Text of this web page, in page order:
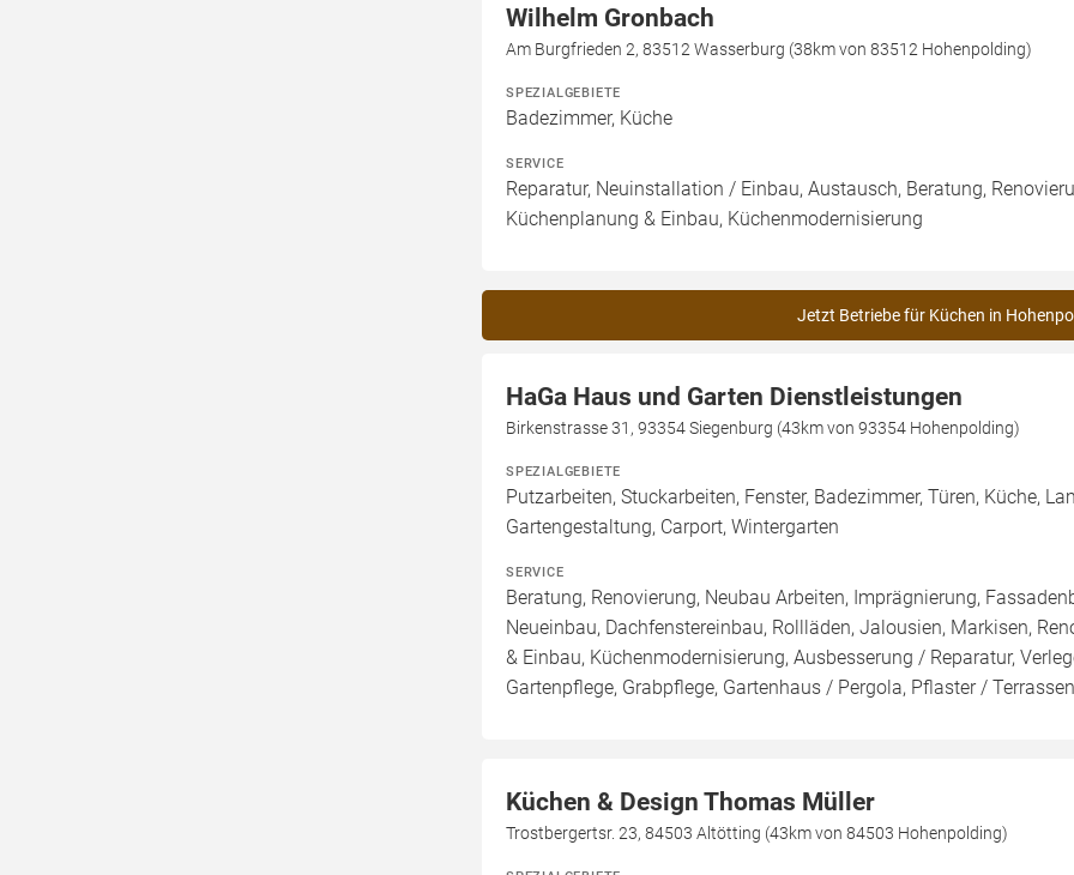
Wilhelm Gronbach
Am Burgfrieden 2, 83512 Wasserburg (38km von 83512 Hohenpolding)
SPEZIALGEBIETE
Badezimmer, Küche
SERVICE
Reparatur, Neuinstallation / Einbau, Austausch, Beratung,
Küchenplanung & Einbau, Küchenmodernisierung
Jetzt Betriebe für Küchen in
HaGa Haus und Garten Dienstleistungen
Birkenstrasse 31, 93354 Siegenburg (43km von 93354 Hohenpolding)
SPEZIALGEBIETE
Putzarbeiten, Stuckarbeiten, Fenster, Badezimmer, Türen, Küche,
Gartengestaltung, Carport, Wintergarten
SERVICE
Beratung, Renovierung, Neubau Arbeiten, Imprägnierung,
Neueinbau, Dachfenstereinbau, Rollläden, Jalousien, Markisen,
& Einbau, Küchenmodernisierung, Ausbesserung / Reparatur,
Gartenpflege, Grabpflege, Gartenhaus / Pergola, Pflaster /
Küchen & Design Thomas Müller
Trostbergertsr. 23, 84503 Altötting (43km von 84503 Hohenpolding)